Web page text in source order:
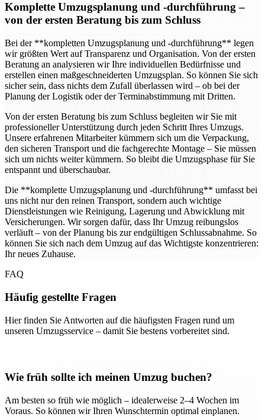
Komplette Umzugsplanung und -durchführung –
von der ersten Beratung bis zum Schluss
Bei der **kompletten Umzugsplanung und -durchführung** legen
wir größten Wert auf Transparenz und Organisation. Von der ersten
Beratung an analysieren wir Ihre individuellen Bedürfnisse und
erstellen einen maßgeschneiderten Umzugsplan. So können Sie sich
sicher sein, dass nichts dem Zufall überlassen wird – ob bei der
Planung der Logistik oder der Terminabstimmung mit Dritten.
Von der ersten Beratung bis zum Schluss begleiten wir Sie mit
professioneller Unterstützung durch jeden Schritt Ihres Umzugs.
Unsere erfahrenen Mitarbeiter kümmern sich um die Verpackung,
den sicheren Transport und die fachgerechte Montage – Sie müssen
sich um nichts weiter kümmern. So bleibt die Umzugsphase für Sie
entspannt und überschaubar.
Die **komplette Umzugsplanung und -durchführung** umfasst bei
uns nicht nur den reinen Transport, sondern auch wichtige
Dienstleistungen wie Reinigung, Lagerung und Abwicklung mit
Versicherungen. Wir sorgen dafür, dass Ihr Umzug reibungslos
verläuft – von der Planung bis zur endgültigen Schlussabnahme. So
können Sie sich nach dem Umzug auf das Wichtigste konzentrieren:
Ihr neues Zuhause.
FAQ
Häufig gestellte Fragen
Hier finden Sie Antworten auf die häufigsten Fragen rund um
unseren Umzugsservice – damit Sie bestens vorbereitet sind.
Wie früh sollte ich meinen Umzug buchen?
Am besten so früh wie möglich – idealerweise 2–4 Wochen im
Voraus. So können wir Ihren Wunschtermin optimal einplanen.